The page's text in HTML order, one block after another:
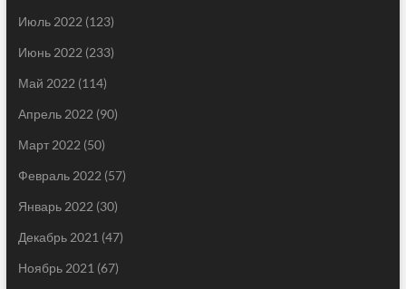
Июль 2022 (123)
Июнь 2022 (233)
Май 2022 (114)
Апрель 2022 (90)
Март 2022 (50)
Февраль 2022 (57)
Январь 2022 (30)
Декабрь 2021 (47)
Ноябрь 2021 (67)